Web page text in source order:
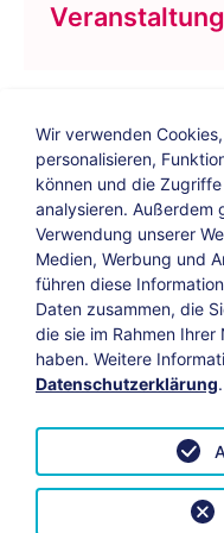
Bildungs-Blog|
Impressum
Wir verwenden
personalisieren,
können und die
analysieren. Außerdem
Verwendung unserer
Medien, Werbung und
führen diese
Daten zusammen, die
die sie im Rahmen
haben. Weitere
Datenschutzerklärung.